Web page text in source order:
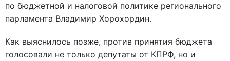
по бюджетной и налоговой политике регионального
парламента Владимир Хорохордин.
Как выяснилось позже, против принятия бюджета
голосовали не только депутаты от КПРФ, но и